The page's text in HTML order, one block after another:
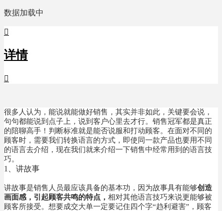
数据加载中

详情

很多人认为，能说就能做好销售，其实并非如此，关键要会说，
句句都能说到点子上，说到客户心里去才行。销售冠军都是真正
的陪聊高手！判断标准就是能否说服和打动顾客。在面对不同的
顾客时，需要我们转换语言的方式，即使同一款产品也要用不同
的语言去介绍，现在我们就来介绍一下销售中经常用到的语言技
巧。
1、讲故事
讲故事是销售人员最应该具备的基本功，因为故事具有能够创造
画面感，引起顾客共鸣的特点， 相对其他语言技巧来说更能够被
顾客所接受。想要成交大单一定要记住四个字“趋利避害”，顾客